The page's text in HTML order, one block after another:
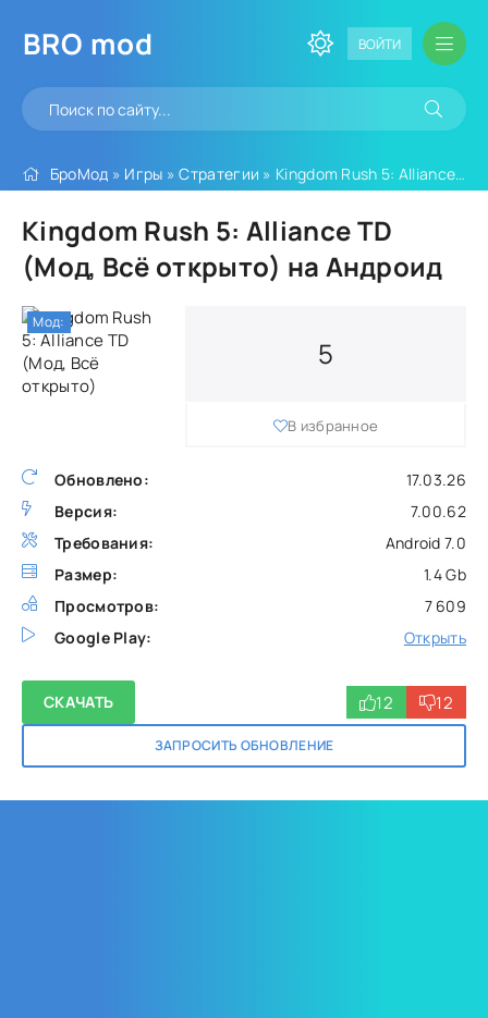
BRO mod ВОЙТИ
БроМод » Игры »Стратегии » Kingdom Rush 5: Alliance TD (Мод, Всё открыто)
Kingdom Rush 5: Alliance TD
(Мод, Всё открыто) на Андроид
Обновлено:
17.03.26
Версия:
7.00.62
Требования:
Android 7.0
Размер:
1.4 Gb
Просмотров:
7 609
Google Play:
Открыть
5
В избранное
СКАЧАТЬ
ЗАПРОСИТЬ ОБНОВЛЕНИЕ
12 12
Мод: